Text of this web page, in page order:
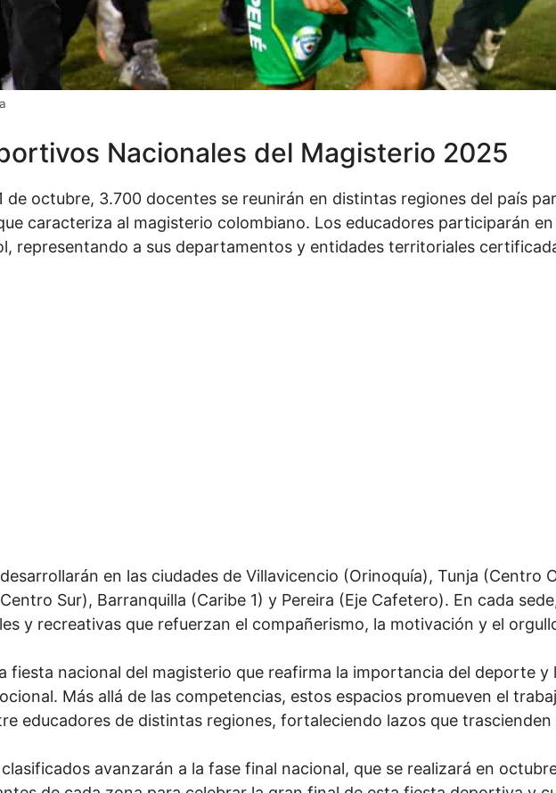
Nacionales del Magisterio 2025
de octubre, 3.700 docentes se reunirán en distintas regiones del país
caracteriza al magisterio colombiano. Los educadores participarán
representando a sus departamentos y entidades territoriales
en las ciudades de Villavicencio (Orinoquía), Tunja (Centro
Sur), Barranquilla (Caribe 1) y Pereira (Eje Cafetero). En cada
y recreativas que refuerzan el compañerismo, la motivación y el
fiesta nacional del magisterio que reafirma la importancia del deporte
Más allá de las competencias, estos espacios promueven el
educadores de distintas regiones, fortaleciendo lazos que trascienden
avanzarán a la fase final nacional, que se realizará en